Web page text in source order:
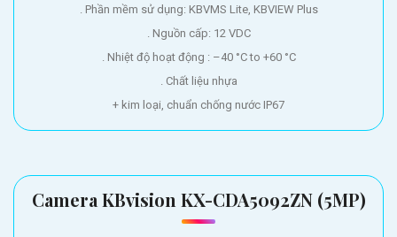
. Phần mềm sử dụng: KBVMS Lite, KBVIEW Plus
. Nguồn cấp: 12 VDC
. Nhiệt độ hoạt động : –40 °C to +60 °C
. Chất liệu nhựa
+ kim loại, chuẩn chống nước IP67
Camera KBvision KX-CDA5092ZN (5MP)